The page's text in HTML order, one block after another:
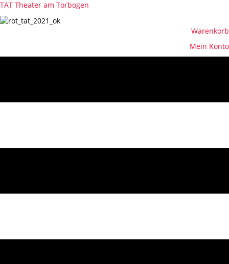
TAT Theater am Torbogen
Warenkorb
Mein Konto